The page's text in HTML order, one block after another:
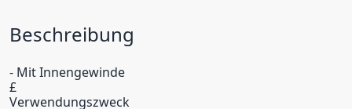
Beschreibung
- Mit Innengewinde
£
Verwendungszweck